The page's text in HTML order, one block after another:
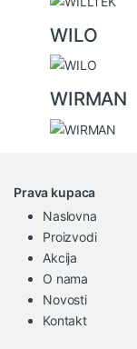
WILO
WIRMAN
Prava kupaca
Naslovna
Proizvodi
Akcija
O nama
Novosti
Kontakt